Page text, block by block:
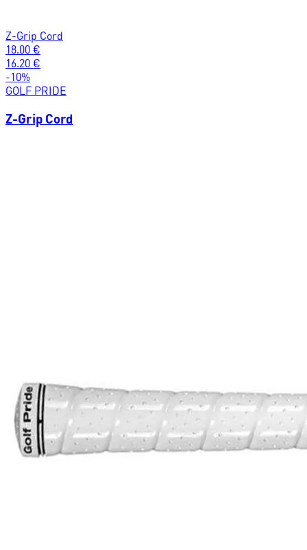
Z-Grip Cord
18.00 €
16.20 €
-10%
GOLF PRIDE
Z-Grip Cord